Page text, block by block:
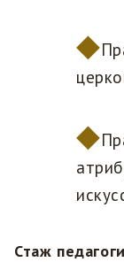
Стаж